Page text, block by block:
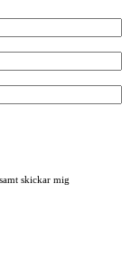
skickar mig